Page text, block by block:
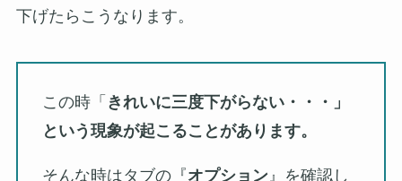
下げたらこうなります。
この時「 きれいに三度下がらない・・・」
という現象が起こることがあります。
そんな時はタブの『オプション』を確認し